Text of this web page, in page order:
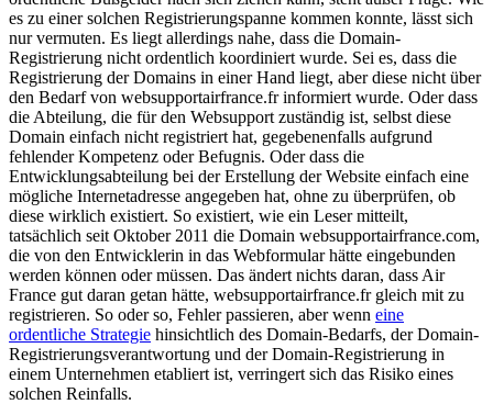
es zu einer solchen Registrierungspanne kommen konnte, lässt sich
nur vermuten. Es liegt allerdings nahe, dass die Domain-
Registrierung nicht ordentlich koordiniert wurde. Sei es, dass die
Registrierung der Domains in einer Hand liegt, aber diese nicht über
den Bedarf von websupportairfrance.fr informiert wurde. Oder dass
die Abteilung, die für den Websupport zuständig ist, selbst diese
Domain einfach nicht registriert hat, gegebenenfalls aufgrund
fehlender Kompetenz oder Befugnis. Oder dass die
Entwicklungsabteilung bei der Erstellung der Website einfach eine
mögliche Internetadresse angegeben hat, ohne zu überprüfen, ob
diese wirklich existiert. So existiert, wie ein Leser mitteilt,
tatsächlich seit Oktober 2011 die Domain websupportairfrance.com,
die von den Entwicklerin in das Webformular hätte eingebunden
werden können oder müssen. Das ändert nichts daran, dass Air
France gut daran getan hätte, websupportairfrance.fr gleich mit zu
registrieren. So oder so, Fehler passieren, aber wenn eine
ordentliche Strategie hinsichtlich des Domain-Bedarfs, der Domain-
Registrierungsverantwortung und der Domain-Registrierung in
einem Unternehmen etabliert ist, verringert sich das Risiko eines
solchen Reinfalls.